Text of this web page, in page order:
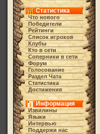
Статистика
Что нового
Победители
Рейтинги
Список игроков
Клубы
Кто в cети
Соперники в сети
Форум
Голосование
Раздел Чата
Статистика
Достижения
Информация
Извилины
Языки
Интервью
Поддержи нас